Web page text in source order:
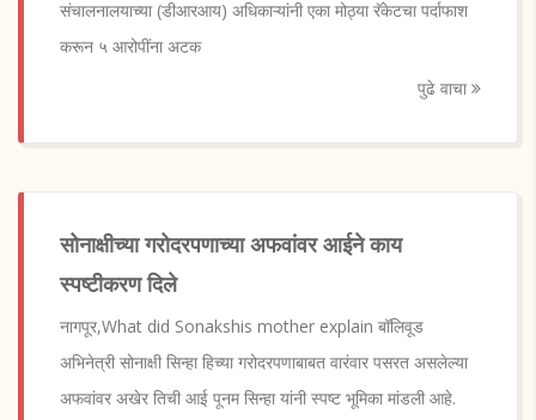
संचालनालयाच्या (डीआरआय) अधिकाऱ्यांनी एका मोठ्या रॅकेटचा पर्दाफाश
करून ५ आरोपींना अटक
पुढे वाचा
सोनाक्षीच्या गरोदरपणाच्या अफवांवर आईने काय
स्पष्टीकरण दिले
नागपूर,What did Sonakshis mother explain बॉलिवूड
अभिनेत्री सोनाक्षी सिन्हा हिच्या गरोदरपणाबाबत वारंवार पसरत असलेल्या
अफवांवर अखेर तिची आई पूनम सिन्हा यांनी स्पष्ट भूमिका मांडली आहे.